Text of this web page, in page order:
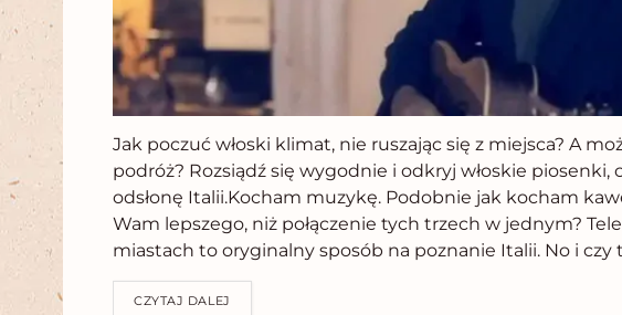
Jak poczuć włoski klimat, nie ruszając się z miejsca? A
podróż? Rozsiądź się wygodnie i odkryj włoskie piosenki,
odsłonę Italii.Kocham muzykę. Podobnie jak kocham
Wam lepszego, niż połączenie tych trzech w jednym?
miastach to oryginalny sposób na poznanie Italii. No i czy
CZYTAJ DALEJ